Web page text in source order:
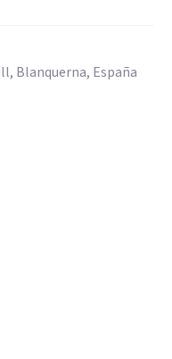
Blanquerna, España